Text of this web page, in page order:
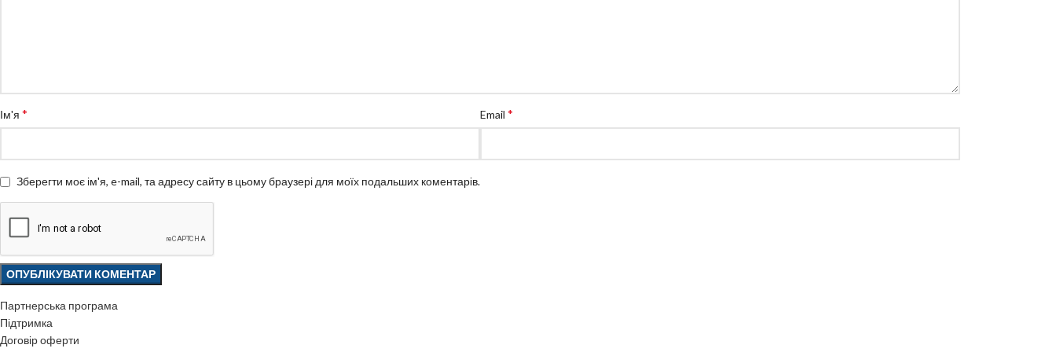
Ім'я * Email *
Зберегти моє ім'я, e-mail, та адресу сайту в цьому браузері для моїх подальших коментарів.
Партнерська програма
Підтримка
Договір оферти